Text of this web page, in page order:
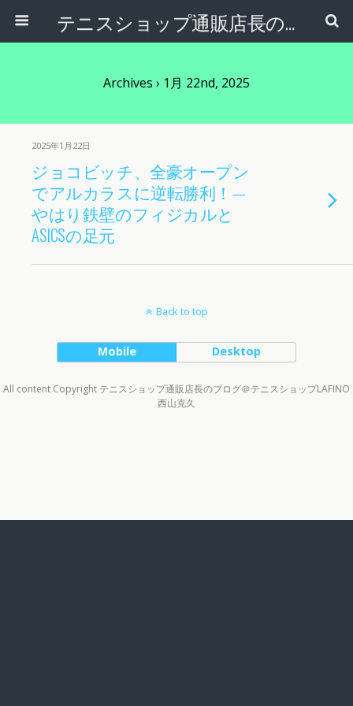
テニスショップ通販店長のブログ＠テニスショップLAFINO 西山克久
Archives › 1月 22nd, 2025
2025年1月22日
ジョコビッチ、全豪オープン
でアルカラスに逆転勝利！—
やはり鉄壁のフィジカルと
ASICSの足元
Back to top
Mobile Desktop
All content Copyright テニスショップ通販店長のブログ＠テニスショップLAFINO
西山克久